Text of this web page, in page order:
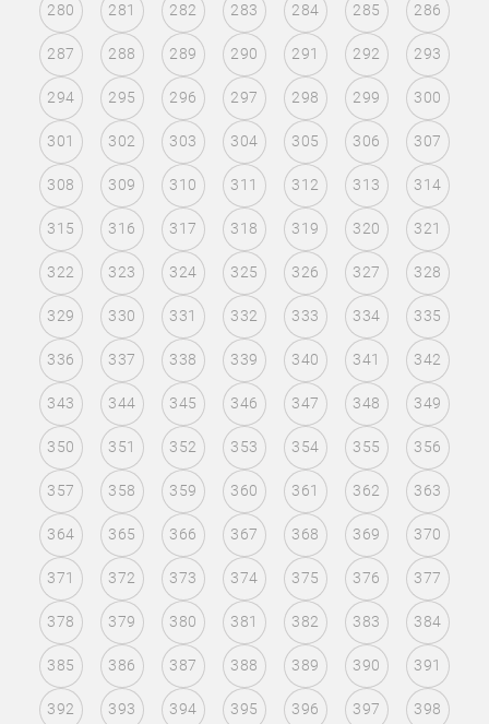
280 281 282 283 284 285 286
287 288 289 290 291 292 293
294 295 296 297 298 299 300
301 302 303 304 305 306 307
308 309 310 311 312 313 314
315 316 317 318 319 320 321
322 323 324 325 326 327 328
329 330 331 332 333 334 335
336 337 338 339 340 341 342
343 344 345 346 347 348 349
350 351 352 353 354 355 356
357 358 359 360 361 362 363
364 365 366 367 368 369 370
371 372 373 374 375 376 377
378 379 380 381 382 383 384
385 386 387 388 389 390 391
392 393 394 395 396 397 398